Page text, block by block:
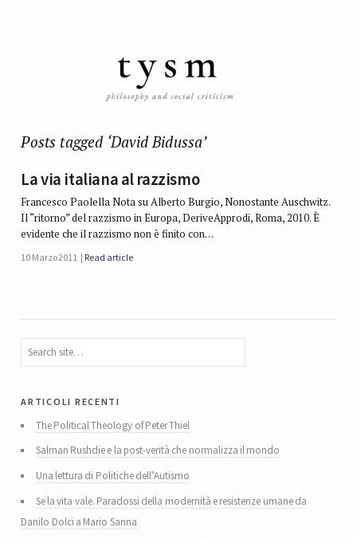
Posts tagged ‘David Bidussa’
La via italiana al razzismo
Francesco Paolella Nota su Alberto Burgio, Nonostante Auschwitz.
Il “ritorno” del razzismo in Europa, DeriveApprodi, Roma, 2010. È
evidente che il razzismo non è finito con…
10 Marzo 2011 Read article
articoli recenti
The Political Theology of Peter Thiel
Salman Rushdie e la post-verità che normalizza il mondo
Una lettura di Politiche dell’Autismo
Se la vita vale. Paradossi della modernità e resistenze umane da
Danilo Dolci a Mario Sanna